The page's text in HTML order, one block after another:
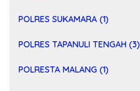
POLRES SUKAMARA (1)
POLRES TAPANULI TENGAH (3)
POLRESTA MALANG (1)